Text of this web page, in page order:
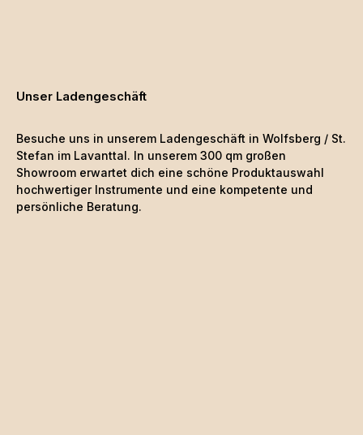
Unser Ladengeschäft
Besuche uns in unserem Ladengeschäft in Wolfsberg / St.
Stefan im Lavanttal. In unserem 300 qm großen
Showroom erwartet dich eine schöne Produktauswahl
hochwertiger Instrumente und eine kompetente und
persönliche Beratung.